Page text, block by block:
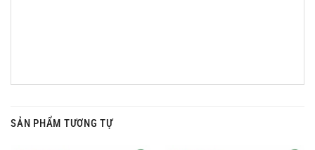
SẢN PHẨM TƯƠNG TỰ